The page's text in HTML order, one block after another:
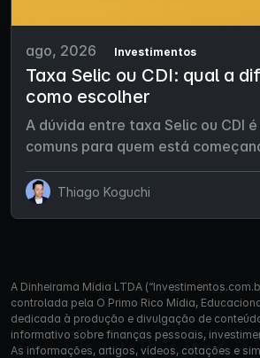
ago, 2026 Investimentos
Taxa Selic ou CDI: qual a
como escolher
A dúvida entre taxa Selic ou CDI
comuns para quem está
Thiago Koguchi
A Dinheirama Mídia LTDA
controlada pela O Primo Rico Mídia,
dedicada à produção e divulgação de
informativo sobre finanças pessoais,
As informações, artigos, vídeos, cotações e